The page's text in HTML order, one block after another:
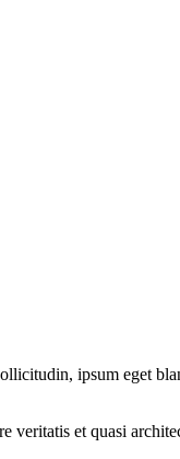
ipsum eget
veritatis et quasi